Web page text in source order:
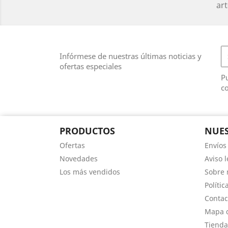
Infórmese de nuestras últimas noticias y
ofertas especiales
PRODUCTOS
Ofertas
Novedades
Los más vendidos
Aviso
Sobre
Mapa